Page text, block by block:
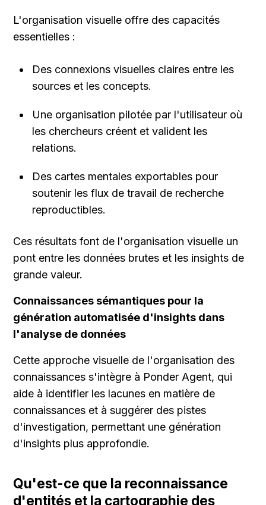
L'organisation visuelle offre des capacités
essentielles :
Des connexions visuelles claires entre les
sources et les concepts.
Une organisation pilotée par l'utilisateur où
les chercheurs créent et valident les
relations.
Des cartes mentales exportables pour
soutenir les flux de travail de recherche
reproductibles.
Ces résultats font de l'organisation visuelle un
pont entre les données brutes et les insights de
grande valeur.
Connaissances sémantiques pour la
génération automatisée d'insights dans
l'analyse de données
Cette approche visuelle de l'organisation des
connaissances s'intègre à Ponder Agent, qui
aide à identifier les lacunes en matière de
connaissances et à suggérer des pistes
d'investigation, permettant une génération
d'insights plus approfondie.
Qu'est-ce que la reconnaissance
d'entités et la cartographie des